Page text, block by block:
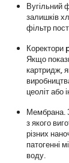
Вугільний
залишків
фільтр
Коректори
Якщо
картридж,
цеоліт або
Мембрана.
з якого
різних
патогенні
воду.